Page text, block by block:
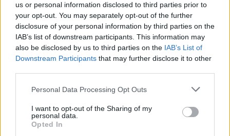
us or personal information disclosed to third parties prior to
your opt-out. You may separately opt-out of the further
disclosure of your personal information by third parties on the
IAB’s list of downstream participants. This information may
also be disclosed by us to third parties on the IAB’s List of
Downstream Participants that may further disclose it to other
Please note that this website/app uses one or more Google
not limited to your visit or usage behaviour. You may click to
grant or deny consent to Google and its third-party tags to
use your data for below specified purposes in below Google
Personal Data Processing Opt Outs
I want to opt-out of the Sharing of my
personal data.
Opted In
καταπολέμηση αυτής της πανδημίας».
Ακολουθήστε το jenny.grστοgoogle
newsκαι μάθετε τα πάντα γύρω από
τέλεια εφαρμογή τους και τα πιο hot
beauty news.